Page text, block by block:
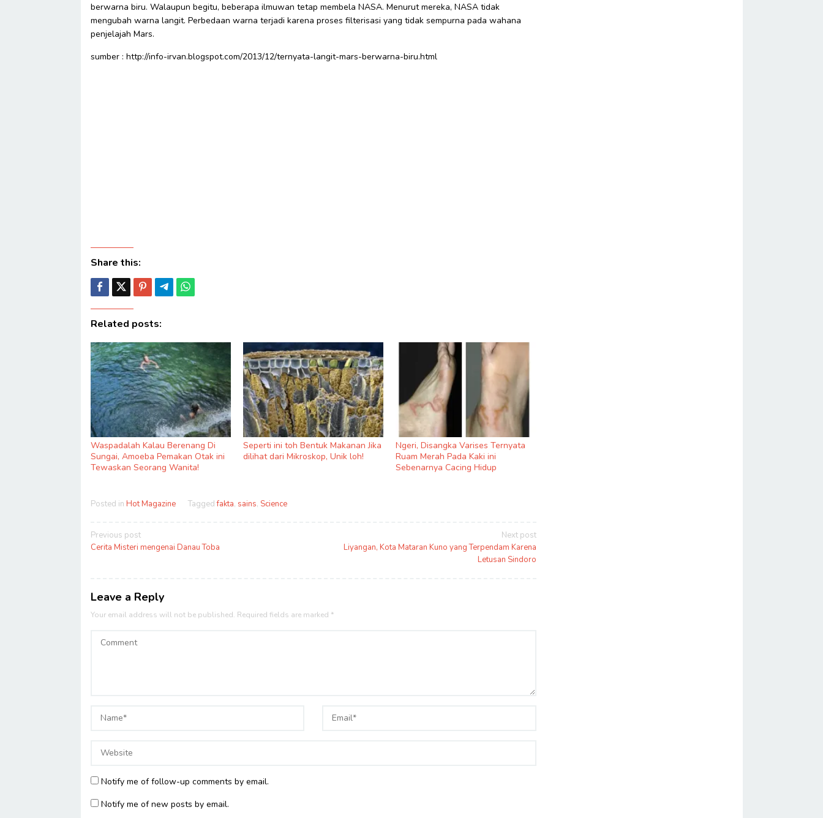
berwarna biru. Walaupun begitu, beberapa ilmuwan tetap membela NASA. Menurut mereka, NASA tidak
mengubah warna langit. Perbedaan warna terjadi karena proses filterisasi yang tidak sempurna pada wahana
penjelajah Mars.
sumber : http://info-irvan.blogspot.com/2013/12/ternyata-langit-mars-berwarna-biru.html
Share this:
Related posts:
Waspadalah Kalau Berenang Di
Sungai, Amoeba Pemakan Otak ini
Tewaskan Seorang Wanita!
Seperti ini toh Bentuk Makanan Jika
dilihat dari Mikroskop, Unik loh!
Ngeri, Disangka Varises Ternyata
Ruam Merah Pada Kaki ini
Sebenarnya Cacing Hidup
Posted in Hot Magazine Taggedfakta, sains, Science
Post
navigation
Previous post
Cerita Misteri mengenai Danau Toba
Next post
Liyangan, Kota Mataran Kuno yang Terpendam Karena
Letusan Sindoro
Leave a Reply
Your email address will not be published. Required fields are marked *
Notify me of follow-up comments by email.
Notify me of new posts by email.